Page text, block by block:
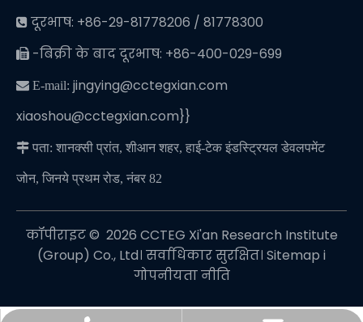
 दूरभाष: +86-29-81778206 / 81778300
 -बिक्री के बाद दूरभाष: +86-400-029-699
 E-mail: jingying@cctegxian.com
xiaoshou@cctegxian.com}}
 पता: शानक्सी प्रांत, शीआन शहर, हाई-टेक इंडस्ट्रियल डेवलपमेंट
जोन, जिनये प्रथम रोड, नंबर 82
कॉपीराइट © ️ 2026 CCTEG Xi'an Research Institute
(Group) Co., Ltd। सर्वाधिकार सुरक्षित। Sitemap i
गोपनीयता नीति